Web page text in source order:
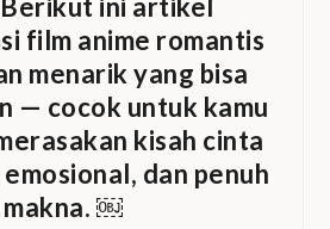
film anime romantis
menarik yang bisa
— cocok untuk kamu
kisah cinta
dan penuh
makna. ￼